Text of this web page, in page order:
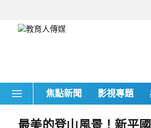
焦點新聞 影視專題
最美的登山風景！新平